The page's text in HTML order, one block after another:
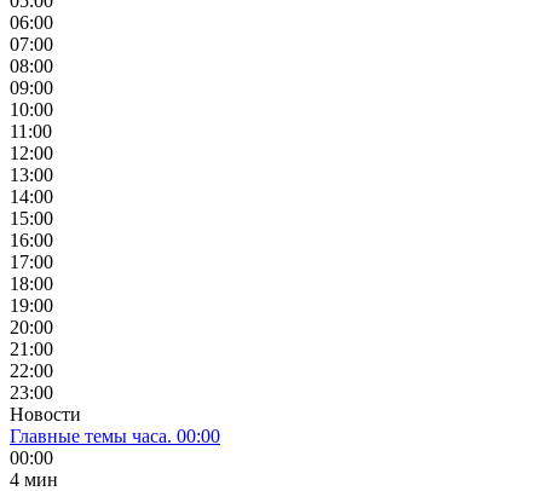
06:00
07:00
08:00
09:00
10:00
11:00
12:00
13:00
14:00
15:00
16:00
17:00
18:00
19:00
20:00
21:00
22:00
23:00
Новости
Главные темы часа. 00:00
00:00
4 мин